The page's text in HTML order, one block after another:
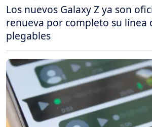
Los nuevos Galaxy Z ya son
renueva por completo su línea
plegables